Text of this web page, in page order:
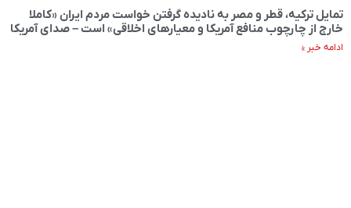
تمایل ترکیه، قطر و مصر به نادیده گرفتن خواست مردم ایران «کاملا
خارج از چارچوب منافع آمریکا و معیارهای اخلاقی» است – صدای آمریکا
ادامه خبر »